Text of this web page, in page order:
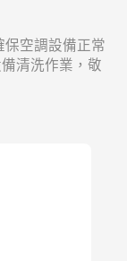
保空調設備正常
清洗作業，敬